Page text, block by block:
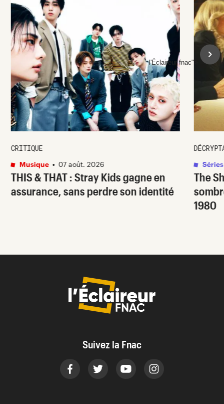
THIS & THAT: Stray Kids gagne en
assurance, sans perdre son identité
CRITIQUE
Musique • 07 août. 2026
The
1980
Séries
l'Éclaireur fnac">
Suivez la Fnac